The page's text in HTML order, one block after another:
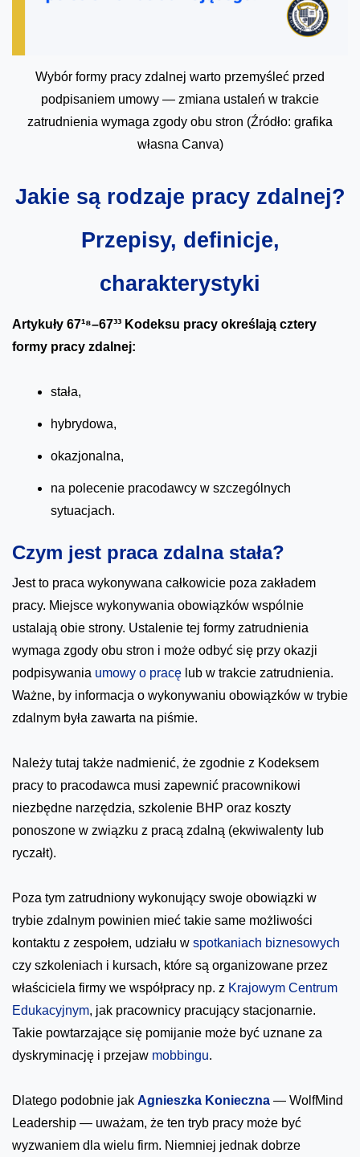
Wybór formy pracy zdalnej warto przemyśleć przed
podpisaniem umowy — zmiana ustaleń w trakcie
zatrudnienia wymaga zgody obu stron (Źródło: grafika
własna Canva)
Jakie są rodzaje pracy zdalnej?
Przepisy, definicje,
charakterystyki
Artykuły 67¹⁸–67³³ Kodeksu pracy określają cztery
formy pracy zdalnej:
stała,
hybrydowa,
okazjonalna,
na polecenie pracodawcy w szczególnych
sytuacjach.
Czym jest praca zdalna stała?
Jest to praca wykonywana całkowicie poza zakładem
pracy. Miejsce wykonywania obowiązków wspólnie
ustalają obie strony. Ustalenie tej formy zatrudnienia
wymaga zgody obu stron i może odbyć się przy okazji
podpisywania umowy o pracę lub w trakcie zatrudnienia.
Ważne, by informacja o wykonywaniu obowiązków w trybie
zdalnym była zawarta na piśmie.
Należy tutaj także nadmienić, że zgodnie z Kodeksem
pracy to pracodawca musi zapewnić pracownikowi
niezbędne narzędzia, szkolenie BHP oraz koszty
ponoszone w związku z pracą zdalną (ekwiwalenty lub
ryczałt).
Poza tym zatrudniony wykonujący swoje obowiązki w
trybie zdalnym powinien mieć takie same możliwości
kontaktu z zespołem, udziału w spotkaniach biznesowych
czy szkoleniach i kursach, które są organizowane przez
właściciela firmy we współpracy np. z Krajowym Centrum
Edukacyjnym, jak pracownicy pracujący stacjonarnie.
Takie powtarzające się pomijanie może być uznane za
dyskryminację i przejaw mobbingu.
Dlatego podobnie jak Agnieszka Konieczna — WolfMind
Leadership — uważam, że ten tryb pracy może być
wyzwaniem dla wielu firm. Niemniej jednak dobrze